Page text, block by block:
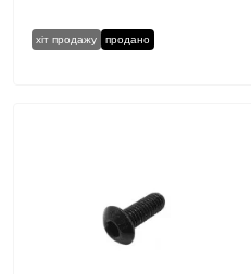
хіт продажу продано